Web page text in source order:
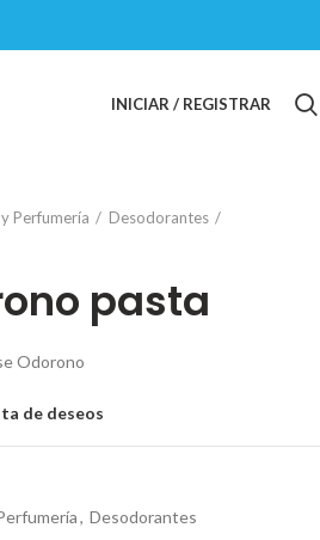
INICIAR / REGISTRAR
Perfumería
Desodorantes
pasta
Odorono
de deseos
, Desodorantes